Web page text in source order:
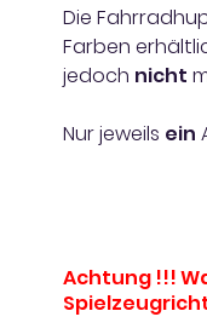
Die
Farben
jedoch nicht
Nur jeweils ein
Achtung !!!